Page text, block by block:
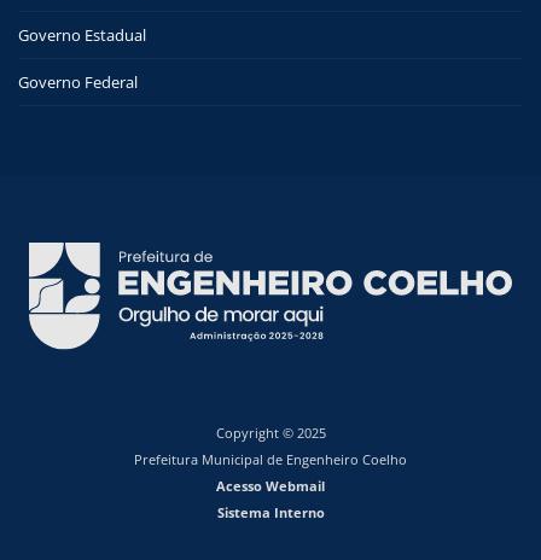
Governo Estadual
Governo Federal
Copyright © 2025
Prefeitura Municipal de Engenheiro Coelho
Acesso Webmail
Sistema Interno